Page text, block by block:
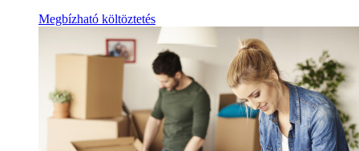
Megbízható költöztetés